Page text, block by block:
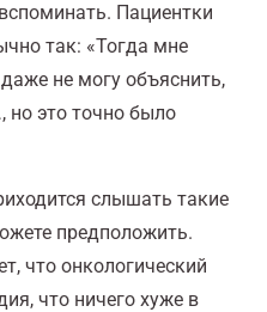
Пациентки
так: «Тогда мне
не могу объяснить,
но это точно было
слышать такие
предположить.
что онкологический
что ничего хуже в